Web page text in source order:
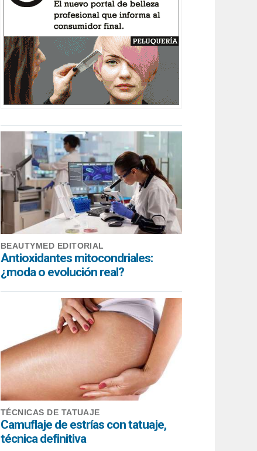
BEAUTYMED EDITORIAL
Antioxidantes mitocondriales:
¿moda o evolución real?
TÉCNICAS DE TATUAJE
Camuflaje de estrías con tatuaje,
técnica definitiva